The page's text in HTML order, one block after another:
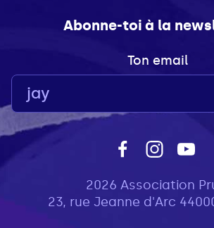
Abonne-toi à la
Ton email
2026 Association
23, rue Jeanne d'Arc